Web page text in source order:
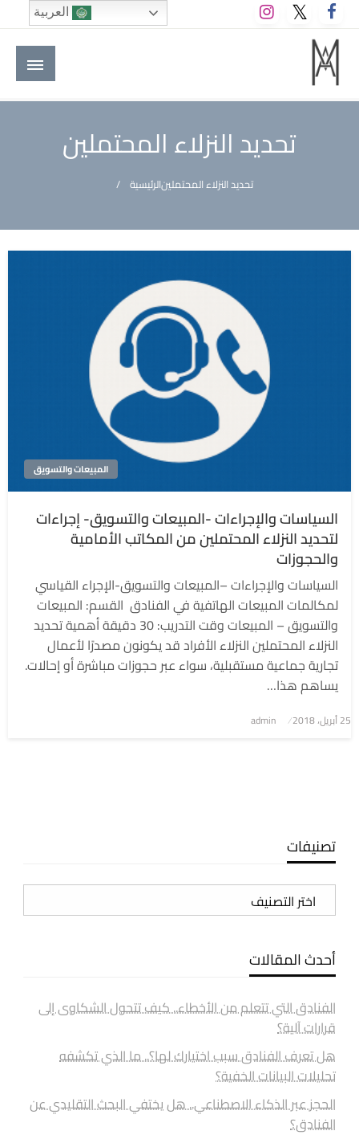
التخطي
إلى
المحتوى
M A hotels | إم ايه هوتيلز
الموقع الأول للعاملين في الفنادق في العالم العربي
تحديد النزلاء المحتملين
الرئيسيةتحديد النزلاء المحتملين
المبيعات والتسويق
السياسات والإجراءات -المبيعات والتسويق- إجراءات
لتحديد النزلاء المحتملين من المكاتب الأمامية
والحجوزات
السياسات والإجراءات –المبيعات والتسويق-الإجراء القياسي
لمكالمات المبيعات الهاتفية في الفنادق القسم: المبيعات
والتسويق – المبيعات وقت التدريب: 30 دقيقة أهمية تحديد
النزلاء المحتملين النزلاء الأفراد قد يكونون مصدرًا لأعمال
تجارية جماعية مستقبلية، سواء عبر حجوزات مباشرة أو إحالات.
يساهم هذا…
نُشر
25 أبريل، 2018 admin
تصنيفات
تصنيفات
أحدث المقالات
الفنادق التي تتعلم من الأخطاء.. كيف تتحول الشكاوى إلى
قرارات آلية؟
هل تعرف الفنادق سبب اختيارك لها؟.. ما الذي تكشفه
تحليلات البيانات الخفية؟
الحجز عبر الذكاء الاصطناعي.. هل يختفي البحث التقليدي عن
الفنادق؟
العربية